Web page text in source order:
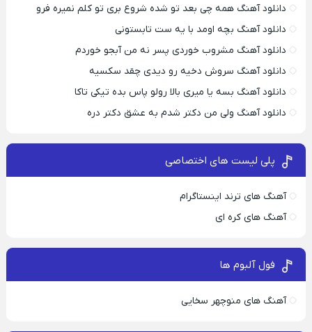
دانلود آهنگ همه چی بعد تو شده شروع بری تو کلم نمیره فرو
دانلود آهنگ بچه اومد با یه ست تابستونی
دانلود آهنگ مشروب خوردی پسر نه من آبجو خوردم
دانلود آهنگ سروش دخیه رو دیدی چقد سکسیه
دانلود آهنگ بسه یا میری بالا رولو پاس بده تیکی تاکا
دانلود آهنگ ولی من دکتر شدم به عشق دکتر دره
پلی لیست های اختصاصی
آهنگ های ترند اینستاگرام
آهنگ های کره ای
فول آلبوم ها
آهنگ های منوچهر سخایی